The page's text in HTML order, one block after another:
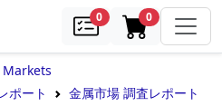
0samples0in cart
Markets
ポート
金属市場 調査レポート